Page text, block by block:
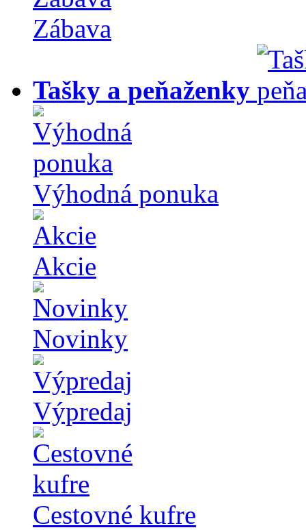
Zábava
Tašky a peňaženky
Výhodná ponuka
Akcie
Novinky
Výpredaj
Cestovné kufre